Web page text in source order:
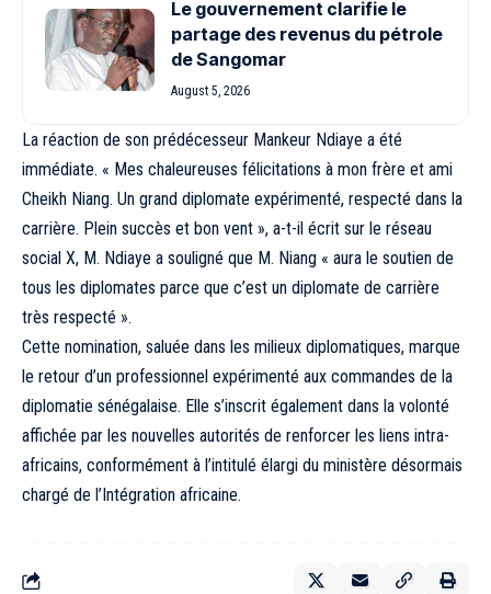
Le gouvernement clarifie le
partage des revenus du pétrole
de Sangomar
August 5, 2026
La réaction de son prédécesseur Mankeur Ndiaye a été
immédiate. « Mes chaleureuses félicitations à mon frère et ami
Cheikh Niang. Un grand diplomate expérimenté, respecté dans la
carrière. Plein succès et bon vent », a-t-il écrit sur le réseau
social X, M. Ndiaye a souligné que M. Niang « aura le soutien de
tous les diplomates parce que c’est un diplomate de carrière
très respecté ».
Cette nomination, saluée dans les milieux diplomatiques, marque
le retour d’un professionnel expérimenté aux commandes de la
diplomatie sénégalaise. Elle s’inscrit également dans la volonté
affichée par les nouvelles autorités de renforcer les liens intra-
africains, conformément à l’intitulé élargi du ministère désormais
chargé de l’Intégration africaine.